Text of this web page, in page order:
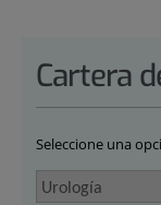
Cartera
Seleccione una